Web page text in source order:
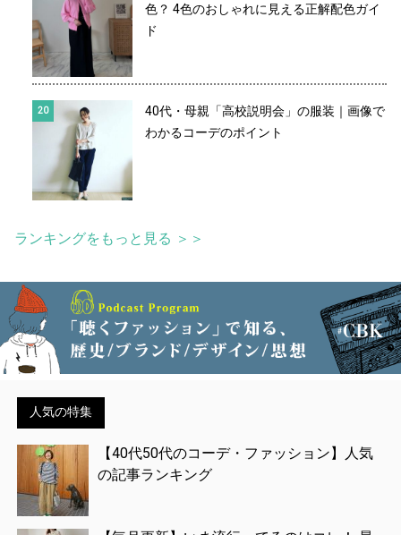
色？ 4色のおしゃれに見える正解配色ガイ
ド
40代・母親「高校説明会」の服装｜画像で
わかるコーデのポイント
ランキングをもっと見る ＞＞
人気の特集
【40代50代のコーデ・ファッション】人気
の記事ランキング